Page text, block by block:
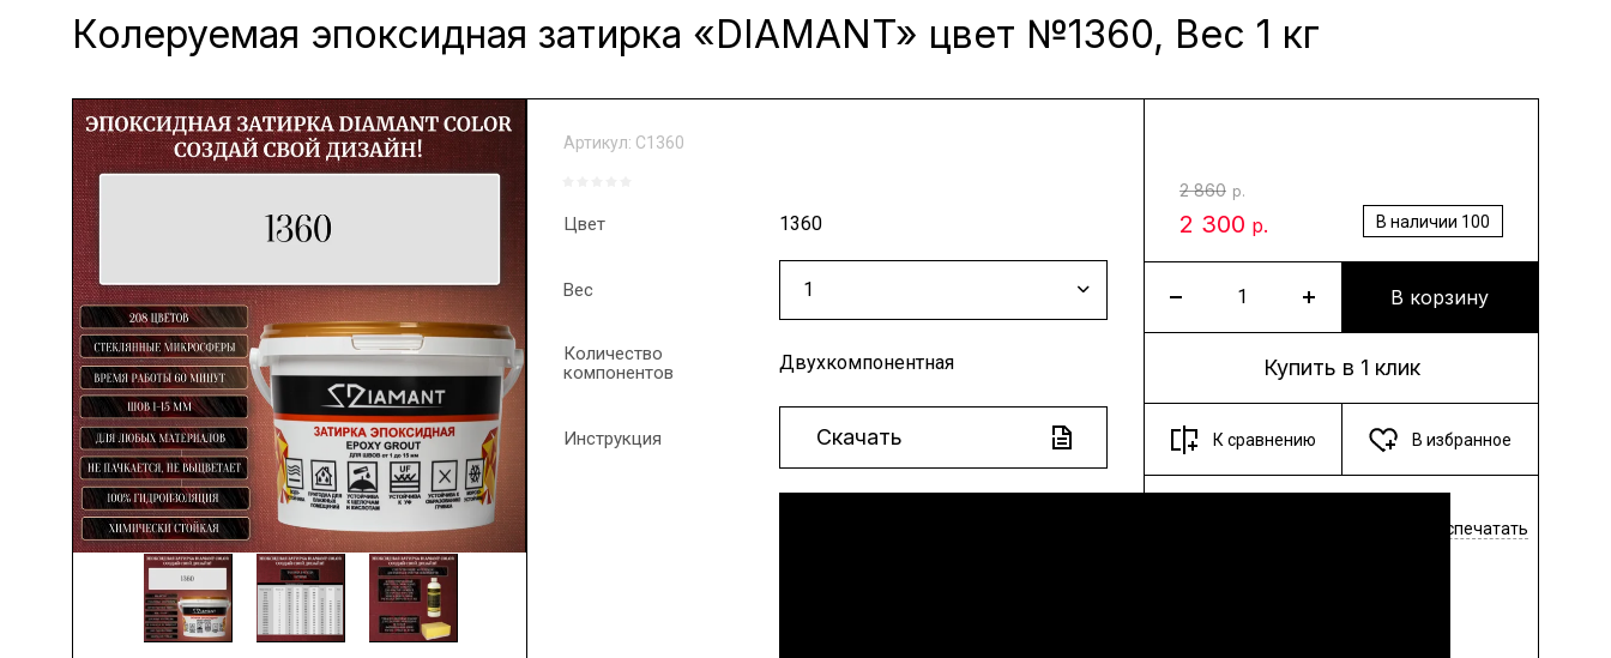
Колеруемая эпоксидная затирка «DIAMANT» цвет №1360, Вес 1 кг
Артикул: С1360
Цвет 1360
Вес
Количество
компонентов
Двухкомпонентная
Инструкция Скачать
В наличии 100
2 860 р.
2 300 р.
В корзину
Купить в 1 клик
К сравнению В избранное
Распечатать